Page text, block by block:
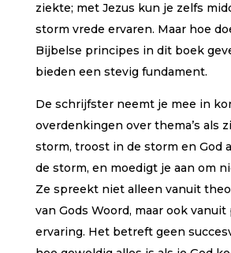
ziekte; met Jezus kun je zelfs
storm vrede ervaren. Maar hoe
Bijbelse principes in dit boek
bieden een stevig fundament.
De schrijfster neemt je mee in
overdenkingen over thema’s als
storm, troost in de storm en God
de storm, en moedigt je aan om
Ze spreekt niet alleen vanuit
van Gods Woord, maar ook
ervaring. Het betreft geen